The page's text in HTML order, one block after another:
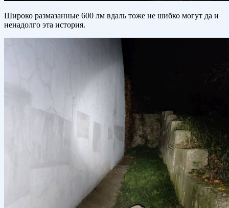
Широко размазанные 600 лм вдаль тоже не шибко могут да и
ненадолго эта история.